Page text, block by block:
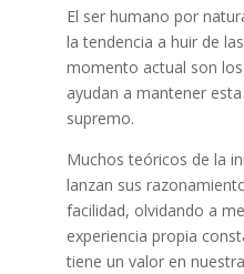
El ser humano por
la tendencia a huir de
momento actual son
ayudan a mantener
supremo.
Muchos teóricos de la
lanzan sus
facilidad, olvidando a
experiencia propia
tiene un valor en